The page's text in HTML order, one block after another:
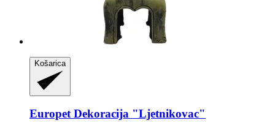
Košarica
EuropetDekoracija "Ljetnikovac"